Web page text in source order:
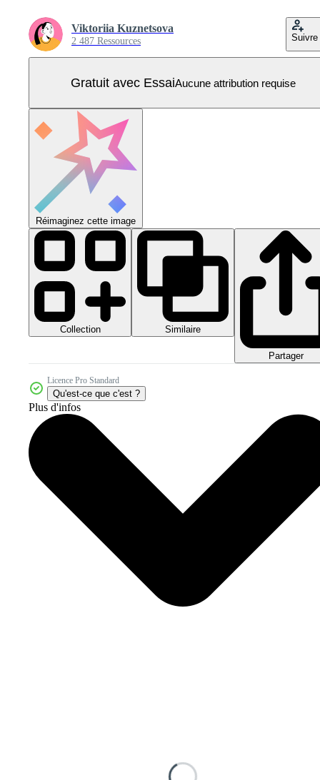
Viktoriia Kuznetsova
2 487 Ressources Suivre
Gratuit avec EssaiAucune attribution requise
Réimaginez cette image
Collection Similaire
Partager
Licence Pro Standard
Qu'est-ce que c'est ?
Plus d'infos